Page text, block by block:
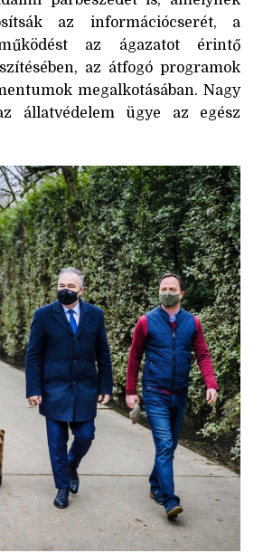
az információcserét, a
az ágazatot érintő
az átfogó programok
megalkotásában. Nagy
állatvédelem ügye az egész